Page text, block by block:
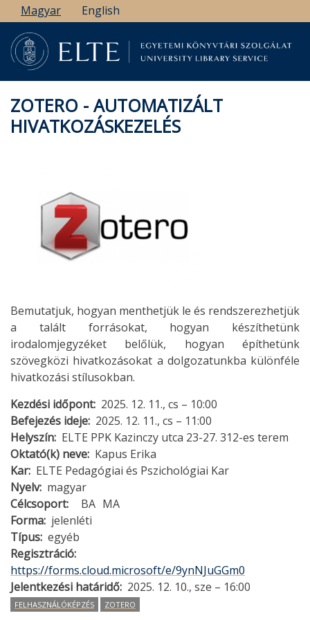
Ugrás
a
tartalomra
Magyar English
ZOTERO - AUTOMATIZÁLT
HIVATKOZÁSKEZELÉS
Bemutatjuk, hogyan menthetjük le és rendszerezhetjük
a talált forrásokat, hogyan készíthetünk
irodalomjegyzéket belőlük, hogyan építhetünk
szövegközi hivatkozásokat a dolgozatunkba különféle
hivatkozási stílusokban.
Kezdési időpont 2025. 12. 11., cs – 10:00
Befejezés ideje 2025. 12. 11., cs – 11:00
Helyszín ELTE PPK Kazinczy utca 23-27. 312-es terem
Oktató(k) neve Kapus Erika
Kar ELTE Pedagógiai és Pszichológiai Kar
Nyelv magyar
Célcsoport
BA MA
Forma jelenléti
Típus egyéb
Regisztráció
https://forms.cloud.microsoft/e/9ynNJuGGm0
Jelentkezési határidő 2025. 12. 10., sze – 16:00
FELHASZNÁLÓKÉPZÉS ZOTERO